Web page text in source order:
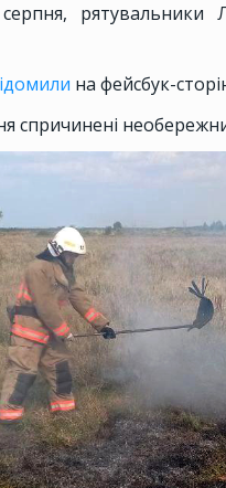
рятувальники
на фейсбук-
спричинені